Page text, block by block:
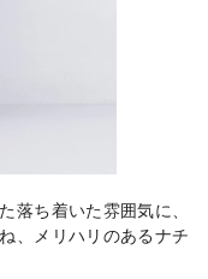
落ち着いた雰囲気に、
、メリハリのあるナチ